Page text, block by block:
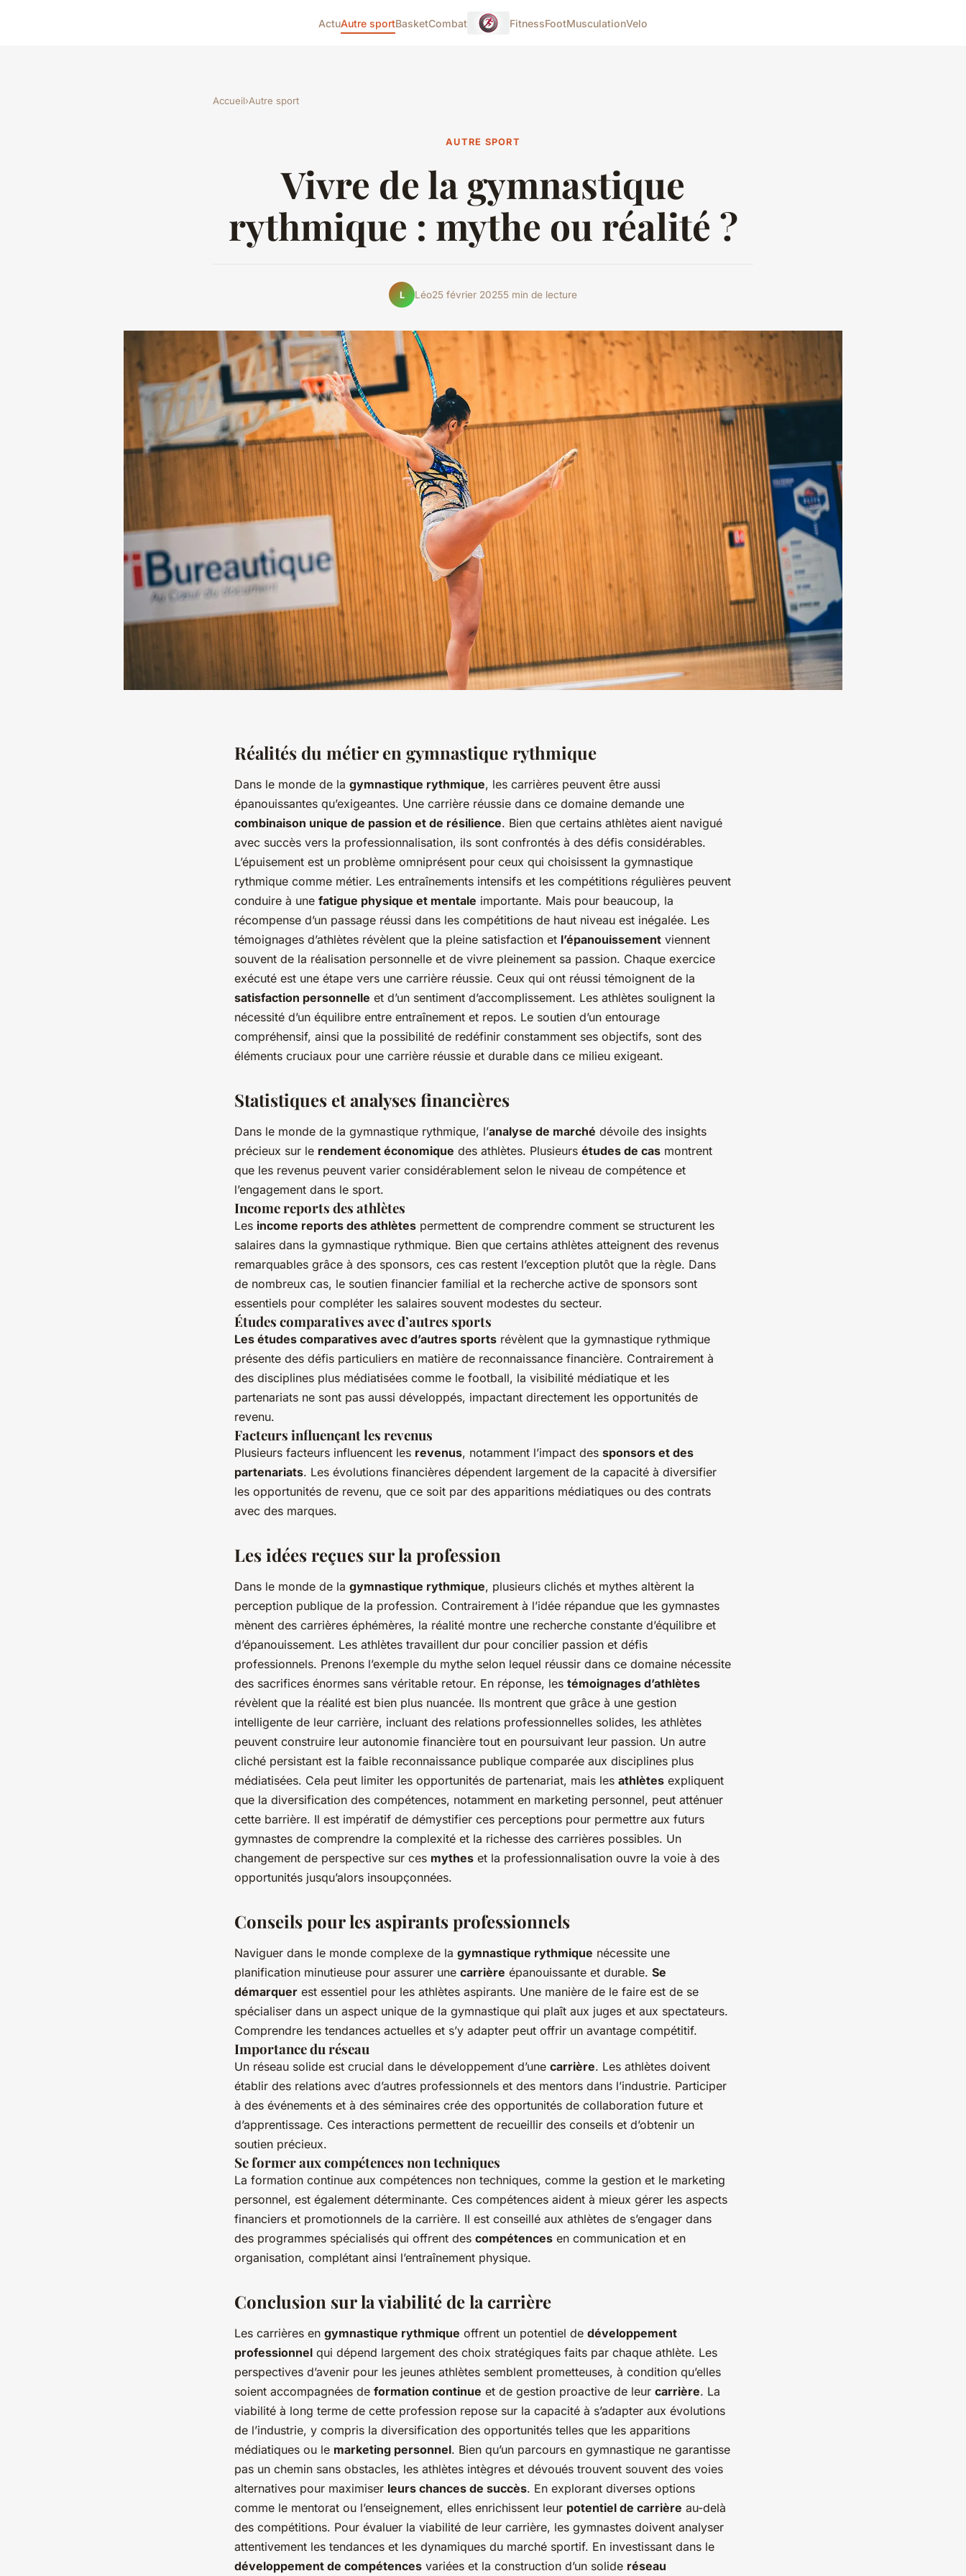
ActuAutre sportBasketCombat FitnessFootMusculationVelo
Accueil›Autre sport
AUTRE SPORT
Vivre de la gymnastique
rythmique : mythe ou réalité ?
L Léo25 février 20255 min de lecture
Réalités du métier en gymnastique rythmique
Dans le monde de la gymnastique rythmique, les carrières peuvent être aussi
épanouissantes qu’exigeantes. Une carrière réussie dans ce domaine demande une
combinaison unique de passion et de résilience. Bien que certains athlètes aient navigué
avec succès vers la professionnalisation, ils sont confrontés à des défis considérables.
L’épuisement est un problème omniprésent pour ceux qui choisissent la gymnastique
rythmique comme métier. Les entraînements intensifs et les compétitions régulières peuvent
conduire à une fatigue physique et mentale importante. Mais pour beaucoup, la
récompense d’un passage réussi dans les compétitions de haut niveau est inégalée. Les
témoignages d’athlètes révèlent que la pleine satisfaction et l’épanouissement viennent
souvent de la réalisation personnelle et de vivre pleinement sa passion. Chaque exercice
exécuté est une étape vers une carrière réussie. Ceux qui ont réussi témoignent de la
satisfaction personnelle et d’un sentiment d’accomplissement. Les athlètes soulignent la
nécessité d’un équilibre entre entraînement et repos. Le soutien d’un entourage
compréhensif, ainsi que la possibilité de redéfinir constamment ses objectifs, sont des
éléments cruciaux pour une carrière réussie et durable dans ce milieu exigeant.
Statistiques et analyses financières
Dans le monde de la gymnastique rythmique, l’analyse de marché dévoile des insights
précieux sur le rendement économique des athlètes. Plusieurs études de cas montrent
que les revenus peuvent varier considérablement selon le niveau de compétence et
l’engagement dans le sport.
Income reports des athlètes
Les income reports des athlètes permettent de comprendre comment se structurent les
salaires dans la gymnastique rythmique. Bien que certains athlètes atteignent des revenus
remarquables grâce à des sponsors, ces cas restent l’exception plutôt que la règle. Dans
de nombreux cas, le soutien financier familial et la recherche active de sponsors sont
essentiels pour compléter les salaires souvent modestes du secteur.
Études comparatives avec d’autres sports
Les études comparatives avec d’autres sports révèlent que la gymnastique rythmique
présente des défis particuliers en matière de reconnaissance financière. Contrairement à
des disciplines plus médiatisées comme le football, la visibilité médiatique et les
partenariats ne sont pas aussi développés, impactant directement les opportunités de
revenu.
Facteurs influençant les revenus
Plusieurs facteurs influencent les revenus, notamment l’impact des sponsors et des
partenariats. Les évolutions financières dépendent largement de la capacité à diversifier
les opportunités de revenu, que ce soit par des apparitions médiatiques ou des contrats
avec des marques.
Les idées reçues sur la profession
Dans le monde de la gymnastique rythmique, plusieurs clichés et mythes altèrent la
perception publique de la profession. Contrairement à l’idée répandue que les gymnastes
mènent des carrières éphémères, la réalité montre une recherche constante d’équilibre et
d’épanouissement. Les athlètes travaillent dur pour concilier passion et défis
professionnels. Prenons l’exemple du mythe selon lequel réussir dans ce domaine nécessite
des sacrifices énormes sans véritable retour. En réponse, les témoignages d’athlètes
révèlent que la réalité est bien plus nuancée. Ils montrent que grâce à une gestion
intelligente de leur carrière, incluant des relations professionnelles solides, les athlètes
peuvent construire leur autonomie financière tout en poursuivant leur passion. Un autre
cliché persistant est la faible reconnaissance publique comparée aux disciplines plus
médiatisées. Cela peut limiter les opportunités de partenariat, mais les athlètes expliquent
que la diversification des compétences, notamment en marketing personnel, peut atténuer
cette barrière. Il est impératif de démystifier ces perceptions pour permettre aux futurs
gymnastes de comprendre la complexité et la richesse des carrières possibles. Un
changement de perspective sur ces mythes et la professionnalisation ouvre la voie à des
opportunités jusqu’alors insoupçonnées.
Conseils pour les aspirants professionnels
Naviguer dans le monde complexe de la gymnastique rythmique nécessite une
planification minutieuse pour assurer une carrière épanouissante et durable. Se
démarquer est essentiel pour les athlètes aspirants. Une manière de le faire est de se
spécialiser dans un aspect unique de la gymnastique qui plaît aux juges et aux spectateurs.
Comprendre les tendances actuelles et s’y adapter peut offrir un avantage compétitif.
Importance du réseau
Un réseau solide est crucial dans le développement d’une carrière. Les athlètes doivent
établir des relations avec d’autres professionnels et des mentors dans l’industrie. Participer
à des événements et à des séminaires crée des opportunités de collaboration future et
d’apprentissage. Ces interactions permettent de recueillir des conseils et d’obtenir un
soutien précieux.
Se former aux compétences non techniques
La formation continue aux compétences non techniques, comme la gestion et le marketing
personnel, est également déterminante. Ces compétences aident à mieux gérer les aspects
financiers et promotionnels de la carrière. Il est conseillé aux athlètes de s’engager dans
des programmes spécialisés qui offrent des compétences en communication et en
organisation, complétant ainsi l’entraînement physique.
Conclusion sur la viabilité de la carrière
Les carrières en gymnastique rythmique offrent un potentiel de développement
professionnel qui dépend largement des choix stratégiques faits par chaque athlète. Les
perspectives d’avenir pour les jeunes athlètes semblent prometteuses, à condition qu’elles
soient accompagnées de formation continue et de gestion proactive de leur carrière. La
viabilité à long terme de cette profession repose sur la capacité à s’adapter aux évolutions
de l’industrie, y compris la diversification des opportunités telles que les apparitions
médiatiques ou le marketing personnel. Bien qu’un parcours en gymnastique ne garantisse
pas un chemin sans obstacles, les athlètes intègres et dévoués trouvent souvent des voies
alternatives pour maximiser leurs chances de succès. En explorant diverses options
comme le mentorat ou l’enseignement, elles enrichissent leur potentiel de carrière au-delà
des compétitions. Pour évaluer la viabilité de leur carrière, les gymnastes doivent analyser
attentivement les tendances et les dynamiques du marché sportif. En investissant dans le
développement de compétences variées et la construction d’un solide réseau